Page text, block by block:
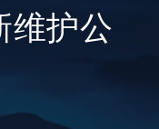
维护公